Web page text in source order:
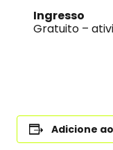
Ingresso
Gratuito –
Adicione